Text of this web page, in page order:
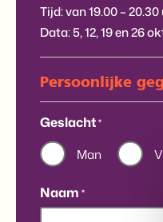
Tijd: van 19.00 –
Data: 5, 12, 19 en 26
Persoonlijke
Geslacht*
Man
Naam *